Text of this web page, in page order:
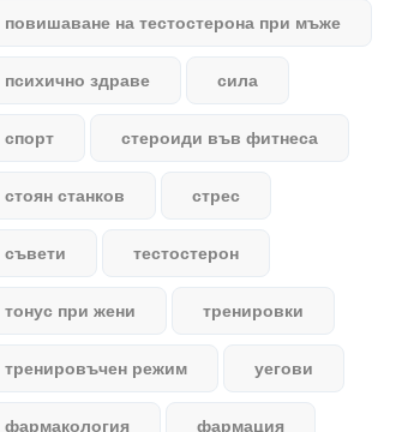
повишаване на тестостерона при мъже
психично здраве сила
спорт стероиди във фитнеса
стоян станков стрес
съвети тестостерон
тонус при жени тренировки
тренировъчен режим уегови
фармакология фармация